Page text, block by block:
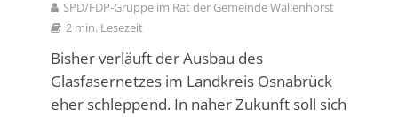
SPD/FDP-Gruppe im Rat der Gemeinde Wallenhorst
2 min. Lesezeit
Bisher verläuft der Ausbau des
Glasfasernetzes im Landkreis Osnabrück
eher schleppend. In naher Zukunft soll sich